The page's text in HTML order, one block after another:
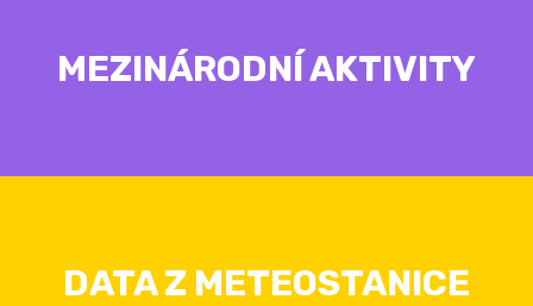
MEZINÁRODNÍ AKTIVITY
DATA Z METEOSTANICE